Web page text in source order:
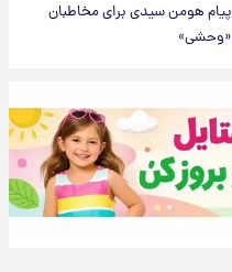
پیام هومن سیدی برای مخاطبان
«وحشی»